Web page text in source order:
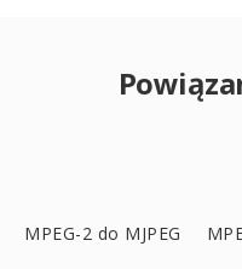
MPEG-2 do MJPEG